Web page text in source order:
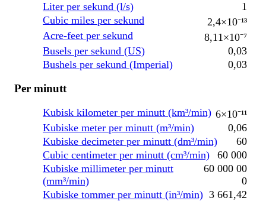
Liter per sekund (l/s)
1
Cubic miles per sekund
2,4×10⁻¹³
Acre-feet per sekund
8,11×10⁻⁷
Busels per sekund (US)
0,03
Bushels per sekund (Imperial)
0,03
Per minutt
Kubisk kilometer per minutt (km³/min) 6×10⁻¹¹
Kubiske meter per minutt (m³/min)
0,06
Kubiske decimeter per minutt (dm³/min)
60
Cubic centimeter per minutt (cm³/min)
60 000
Kubiske millimeter per minutt
(mm³/min)
60 000 00
0
Kubiske tommer per minutt (in³/min) 3 661,42